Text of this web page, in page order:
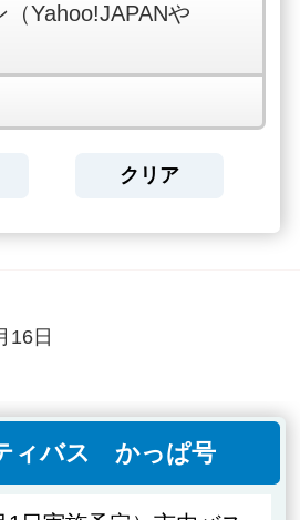
Yahoo!JAPANや
16日
ィバス かっぱ号